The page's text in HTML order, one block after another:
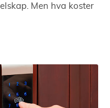
Men hva koster